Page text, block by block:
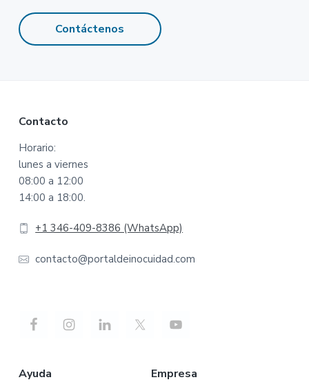
Contáctenos
Footer
Contacto
Horario:
lunes a viernes
08:00 a 12:00
14:00 a 18:00.
+1 346-409-8386 (WhatsApp)
contacto@portaldeinocuidad.com
Ayuda Empresa